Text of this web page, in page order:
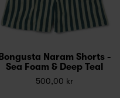
Bongusta Naram Shorts -
Sea Foam & Deep Teal
500,00 kr